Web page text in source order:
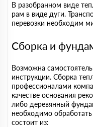
В разобранном виде
рам в виде дуги.
перевозки необходим
Сборка и
Возможна
инструкции. Сборка
профессионалами
качестве основания
либо деревянный
необходимо
состоит из: